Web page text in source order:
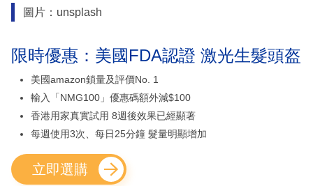
圖片：unsplash
限時優惠：美國FDA認證 激光生髮頭盔
美國amazon鎖量及評價No. 1
輸入「NMG100」優惠碼額外減$100
香港用家真實試用 8週後效果已經顯著
每週使用3次、每日25分鐘 髮量明顯增加
立即選購